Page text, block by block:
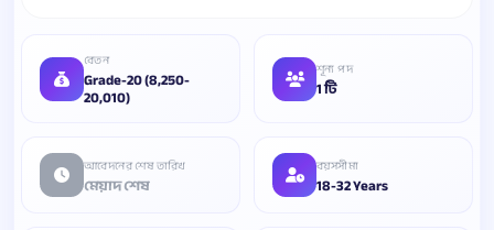
বেতন
Grade-20 (8,250-
20,010)
শূন্য পদ
1 টি
আবেদনের শেষ তারিখ
মেয়াদ শেষ
বয়সসীমা
18-32 Years